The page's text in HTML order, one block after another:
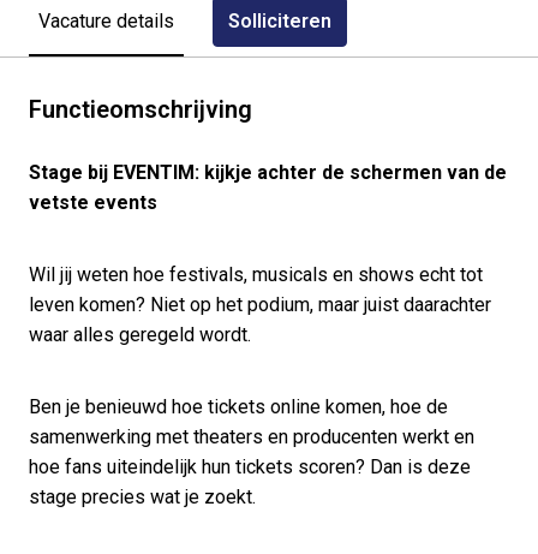
Vacature details Solliciteren
Functieomschrijving
Stage bij EVENTIM: kijkje achter de schermen van de
vetste events
Wil jij weten hoe festivals, musicals en shows echt tot
leven komen? Niet op het podium, maar juist daarachter
waar alles geregeld wordt.
Ben je benieuwd hoe tickets online komen, hoe de
samenwerking met theaters en producenten werkt en
hoe fans uiteindelijk hun tickets scoren? Dan is deze
stage precies wat je zoekt.